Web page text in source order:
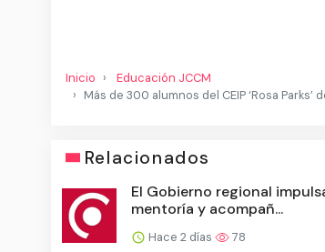
Inicio
Educación JCCM
Más de 300 alumnos del CEIP ‘Rosa
Relacionados
El Gobierno regional
mentoría y acompañ...
Hace 2 días 78